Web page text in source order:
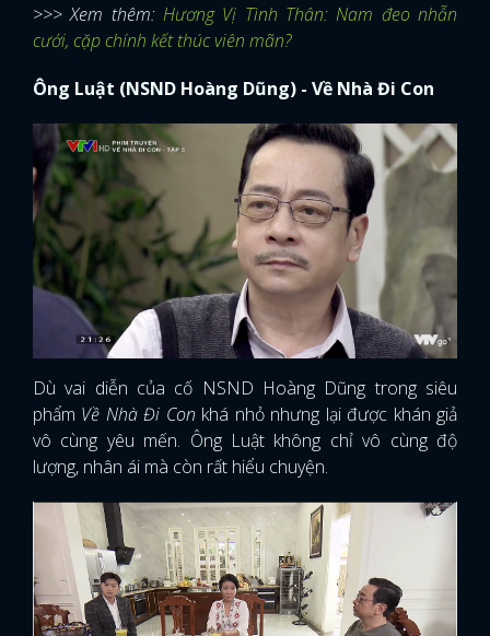
>>> Xem thêm: Hương Vị Tình Thân: Nam đeo nhẫn
cưới, cặp chính kết thúc viên mãn?
Ông Luật (NSND Hoàng Dũng) - Về Nhà Đi Con
Dù vai diễn của cố NSND Hoàng Dũng trong siêu
phẩm Về Nhà Đi Con khá nhỏ nhưng lại được khán giả
vô cùng yêu mến. Ông Luật không chỉ vô cùng độ
lượng, nhân ái mà còn rất hiểu chuyện.